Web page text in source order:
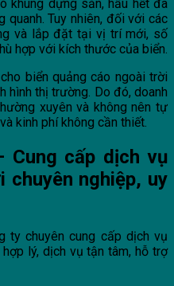
khung dựng sẵn, hầu hết đã
Tuy nhiên, đối với các
và lắp đặt tại vị trí mới, số
hợp với kích thước của biển.
biển quảng cáo ngoài trời
hình thị trường. Do đó, doanh
xuyên và không nên tự
kinh phí không cần thiết.
Cung cấp dịch vụ
chuyên nghiệp, uy
ty chuyên cung cấp dịch vụ
lý, dịch vụ tận tâm, hỗ trợ